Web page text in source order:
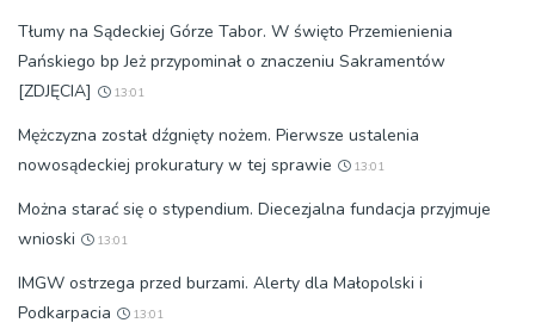
Tłumy na Sądeckiej Górze Tabor. W święto Przemienienia
Pańskiego bp Jeż przypominał o znaczeniu Sakramentów
[ZDJĘCIA]
13:01
Mężczyzna został dźgnięty nożem. Pierwsze ustalenia
nowosądeckiej prokuratury w tej sprawie
13:01
Można starać się o stypendium. Diecezjalna fundacja przyjmuje
wnioski
13:01
IMGW ostrzega przed burzami. Alerty dla Małopolski i
Podkarpacia
13:01